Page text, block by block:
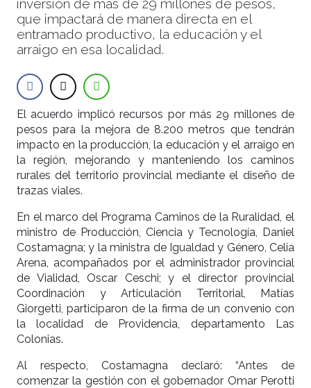
inversión de más de 29 millones de pesos,
que impactará de manera directa en el
entramado productivo, la educación y el
arraigo en esa localidad.
El acuerdo implicó recursos por más 29 millones de
pesos para la mejora de 8.200 metros que tendrán
impacto en la producción, la educación y el arraigo en
la región, mejorando y manteniendo los caminos
rurales del territorio provincial mediante el diseño de
trazas viales.
En el marco del Programa Caminos de la Ruralidad, el
ministro de Producción, Ciencia y Tecnología, Daniel
Costamagna; y la ministra de Igualdad y Género, Celia
Arena, acompañados por el administrador provincial
de Vialidad, Oscar Ceschi; y el director provincial
Coordinación y Articulación Territorial, Matías
Giorgetti, participaron de la firma de un convenio con
la localidad de Providencia, departamento Las
Colonias.
Al respecto, Costamagna declaró: “Antes de
comenzar la gestión con el gobernador Omar Perotti